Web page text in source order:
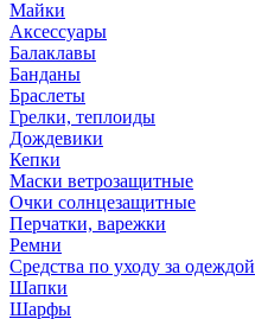
Майки
Аксессуары
Балаклавы
Банданы
Браслеты
Грелки, теплоиды
Дождевики
Кепки
Маски ветрозащитные
Очки солнцезащитные
Перчатки, варежки
Ремни
Средства по уходу за одеждой
Шапки
Шарфы